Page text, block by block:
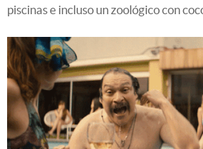
piscinas e incluso un zoológico con